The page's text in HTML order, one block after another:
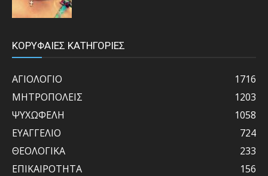
ΚΟΡΥΦΑΙΕΣ ΚΑΤΗΓΟΡΙΕΣ
ΑΓΙΟΛΟΓΙΟ
1716
ΜΗΤΡΟΠΟΛΕΙΣ
1203
ΨΥΧΩΦΕΛΗ
1058
ΕΥΑΓΓΕΛΙΟ
724
ΘΕΟΛΟΓΙΚΑ
233
ΕΠΙΚΑΙΡΟΤΗΤΑ
156